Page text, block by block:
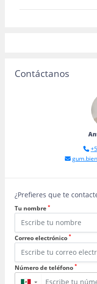
Contáctanos
¿Prefieres que te
Tu nombre *
Correo electrónico *
Número de teléfono *
▼